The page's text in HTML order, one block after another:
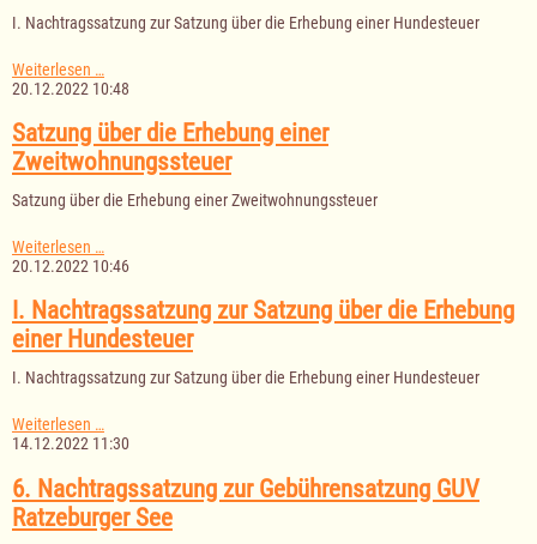
Kosten
in
dem
Gewässerunterhaltungsverband
"Ratzeburger
See"
I. Nachtragssatzung zur Satzung über die Erhebung einer Hundesteuer
Weiterlesen …
Nachtragssatzung
Satzung
über
die
einer
20.12.2022 10:48
Satzung über die Erhebung einer
Zweitwohnungssteuer
Satzung über die Erhebung einer Zweitwohnungssteuer
Weiterlesen …
über
Erhebung
einer
Zweitwohnungssteuer
20.12.2022 10:46
I. Nachtragssatzung zur Satzung über die Erhebung
einer Hundesteuer
I. Nachtragssatzung zur Satzung über die Erhebung einer Hundesteuer
Weiterlesen …I.
Nachtragssatzung
Satzung
über
die
14.12.2022 11:30
6. Nachtragssatzung zur Gebührensatzung GUV
Ratzeburger See